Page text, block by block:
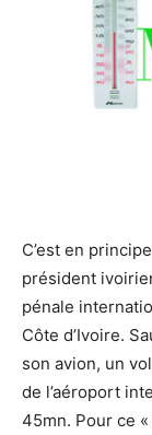
C’est en
président
pénale
Côte d’Ivoire.
son avion, un
de l’aéroport
45mn. Pour ce